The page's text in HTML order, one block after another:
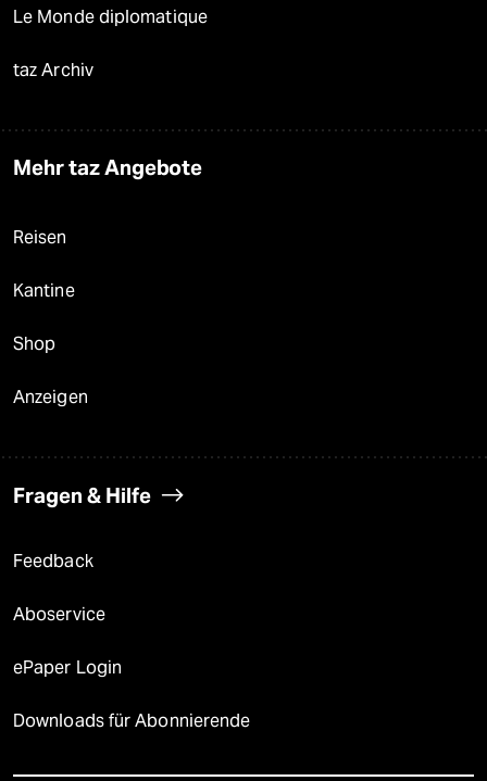
Le Monde diplomatique
taz Archiv
Mehr taz Angebote
Reisen
Kantine
Shop
Anzeigen
Fragen & Hilfe
Feedback
Aboservice
ePaper Login
Downloads für Abonnierende